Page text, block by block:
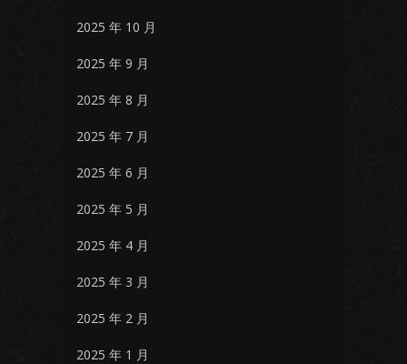
2025 年 10 月
2025 年 9 月
2025 年 8 月
2025 年 7 月
2025 年 6 月
2025 年 5 月
2025 年 4 月
2025 年 3 月
2025 年 2 月
2025 年 1 月